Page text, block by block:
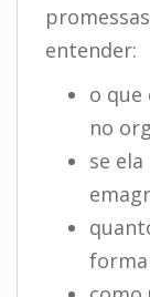
entender:
o que
no
se